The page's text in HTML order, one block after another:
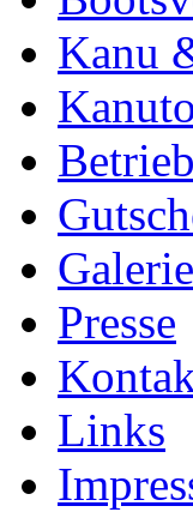
Kanu
Galerie
Presse
Links